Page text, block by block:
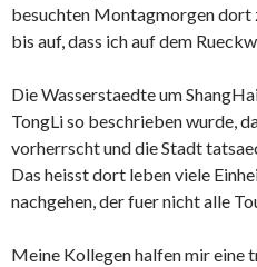
besuchten Montagmorgen dort
bis auf, dass ich auf dem
Die Wasserstaedte um
TongLi so beschrieben wurde,
vorherrscht und die Stadt
Das heisst dort leben viele
nachgehen, der fuer nicht alle
Meine Kollegen halfen mir